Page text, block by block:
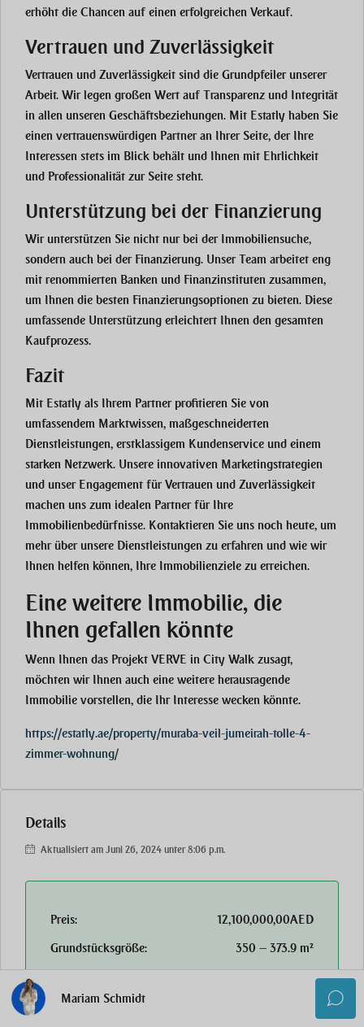
erhöht die Chancen auf einen erfolgreichen Verkauf.
Vertrauen und Zuverlässigkeit
Vertrauen und Zuverlässigkeit sind die Grundpfeiler unserer
Arbeit. Wir legen großen Wert auf Transparenz und Integrität
in allen unseren Geschäftsbeziehungen. Mit Estatly haben Sie
einen vertrauenswürdigen Partner an Ihrer Seite, der Ihre
Interessen stets im Blick behält und Ihnen mit Ehrlichkeit
und Professionalität zur Seite steht.
Unterstützung bei der Finanzierung
Wir unterstützen Sie nicht nur bei der Immobiliensuche,
sondern auch bei der Finanzierung. Unser Team arbeitet eng
mit renommierten Banken und Finanzinstituten zusammen,
um Ihnen die besten Finanzierungsoptionen zu bieten. Diese
umfassende Unterstützung erleichtert Ihnen den gesamten
Kaufprozess.
Fazit
Mit Estatly als Ihrem Partner profitieren Sie von
umfassendem Marktwissen, maßgeschneiderten
Dienstleistungen, erstklassigem Kundenservice und einem
starken Netzwerk. Unsere innovativen Marketingstrategien
und unser Engagement für Vertrauen und Zuverlässigkeit
machen uns zum idealen Partner für Ihre
Immobilienbedürfnisse. Kontaktieren Sie uns noch heute, um
mehr über unsere Dienstleistungen zu erfahren und wie wir
Ihnen helfen können, Ihre Immobilienziele zu erreichen.
Eine weitere Immobilie, die
Ihnen gefallen könnte
Wenn Ihnen das Projekt VERVE in City Walk zusagt,
möchten wir Ihnen auch eine weitere herausragende
Immobilie vorstellen, die Ihr Interesse wecken könnte.
https://estatly.ae/property/muraba-veil-jumeirah-tolle-4-
zimmer-wohnung/
Details
Aktualisiert am Juni 26, 2024 unter 8:06 p.m.
Preis:
12,100,000,00AED
Grundstücksgröße:
350 — 373.9 m²
Badezimmer:
Mariam Schmidt